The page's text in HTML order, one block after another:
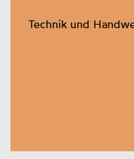
Technik und